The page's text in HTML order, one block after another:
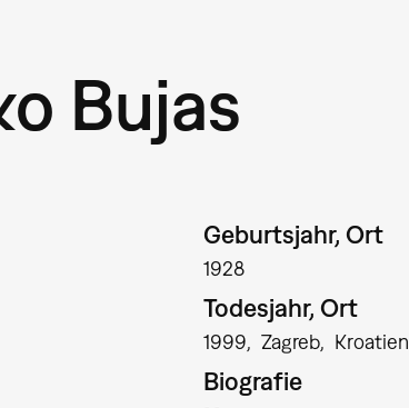
Bujas
Geburtsjahr, Ort
1928
Todesjahr, Ort
1999 Zagreb Kroatien
Biografie